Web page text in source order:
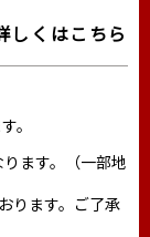
しくはこちら
。
ます。（一部地
ります。ご了承